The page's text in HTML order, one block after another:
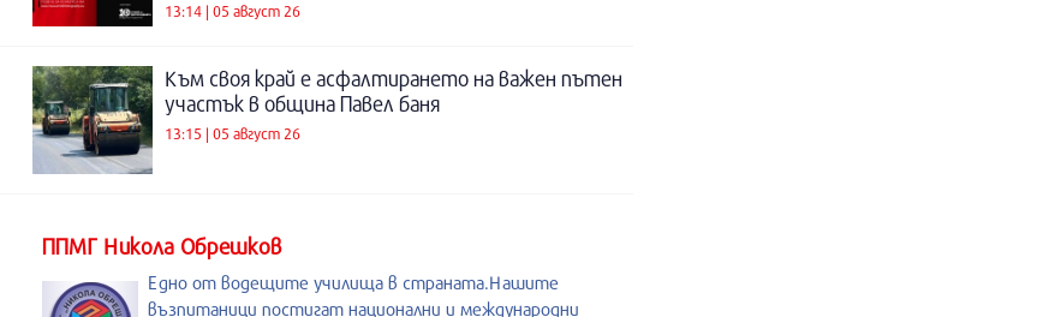
13:14 | 05 август 26
Към своя край е асфалтирането на важен пътен
участък в община Павел баня
13:15 | 05 август 26
ППМГ Никола Обрешков
Едно от водещите училища в страната.Нашите
възпитаници постигат национални и международни